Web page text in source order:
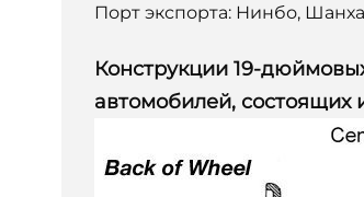
Порт экспорта: Нинбо,
Конструкции 19-
автомобилей, состоящих